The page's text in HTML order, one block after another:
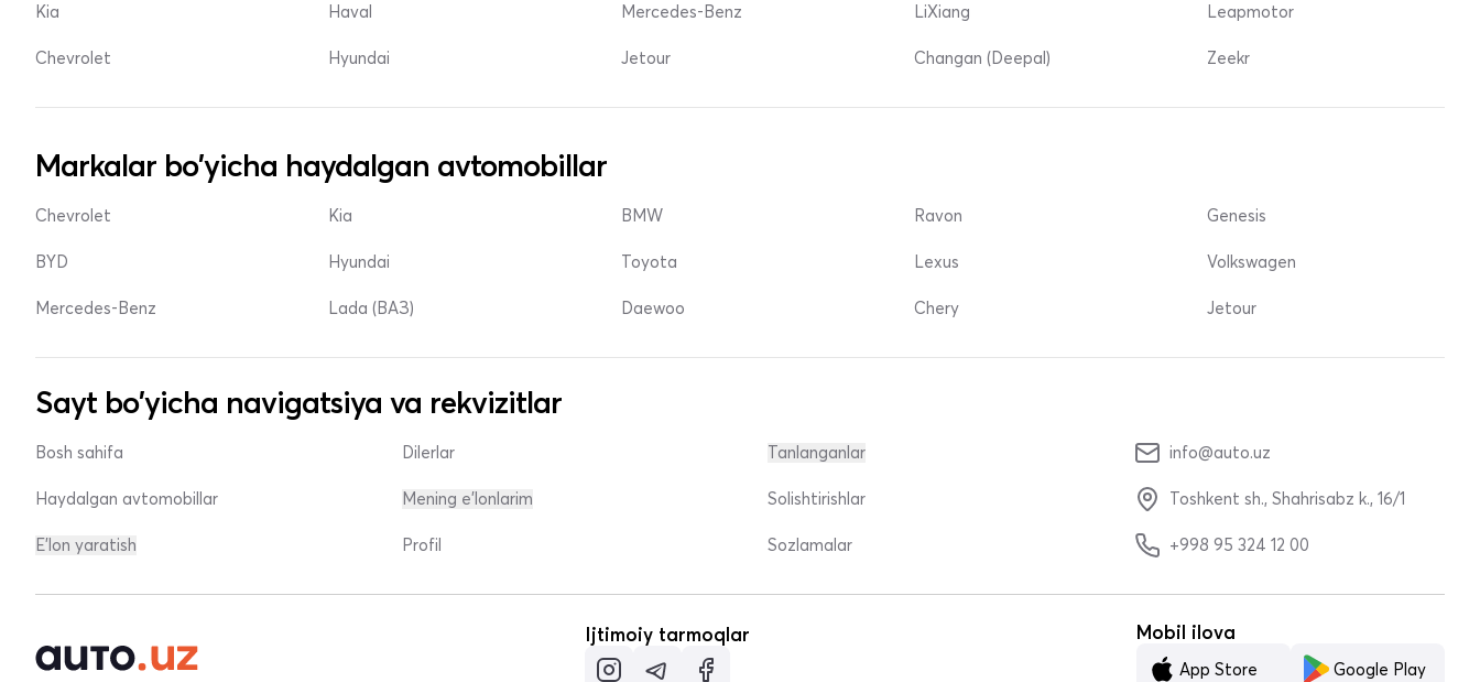
Kia
Chevrolet
Haval
Hyundai
Mercedes-Benz
Jetour
LiXiang
Changan (Deepal)
Leapmotor
Zeekr
Markalar bo'yicha haydalgan avtomobillar
Chevrolet
BYD
Mercedes-Benz
Kia
Hyundai
Lada (ВАЗ)
BMW
Toyota
Daewoo
Ravon
Lexus
Chery
Genesis
Volkswagen
Jetour
Sayt bo'yicha navigatsiya va rekvizitlar
Bosh sahifa
Haydalgan avtomobillar
E'lon yaratish
Dilerlar
Mening e'lonlarim
Profil
Tanlanganlar
Solishtirishlar
Sozlamalar
info@auto.uz
Toshkent sh., Shahrisabz k., 16/1
+998 95 324 12 00
Ijtimoiy tarmoqlar Mobil ilova
App Store Google Play